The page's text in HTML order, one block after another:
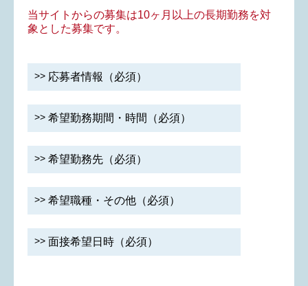
当サイトからの募集は10ヶ月以上の長期勤務を対
象とした募集です。
応募者情報（必須）
希望勤務期間・時間（必須）
希望勤務先（必須）
希望職種・その他（必須）
面接希望日時（必須）